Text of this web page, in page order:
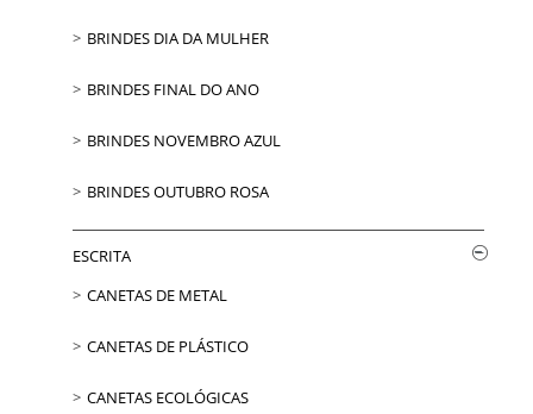
BRINDES DIA DA MULHER
BRINDES FINAL DO ANO
BRINDES NOVEMBRO AZUL
BRINDES OUTUBRO ROSA
ESCRITA
CANETAS DE METAL
CANETAS DE PLÁSTICO
CANETAS ECOLÓGICAS